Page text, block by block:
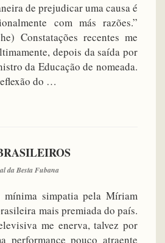
de prejudicar uma causa é
com más razões.”
Constatações recentes me
depois da saída por
da Educação de nomeada.
do …
da Besta Fubana
mínima simpatia pela Míriam
mais premiada do país.
me enerva, talvez por
performance pouco atraente